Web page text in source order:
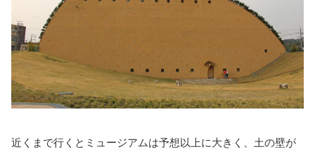
近くまで行くとミュージアムは予想以上に大きく、土の壁が